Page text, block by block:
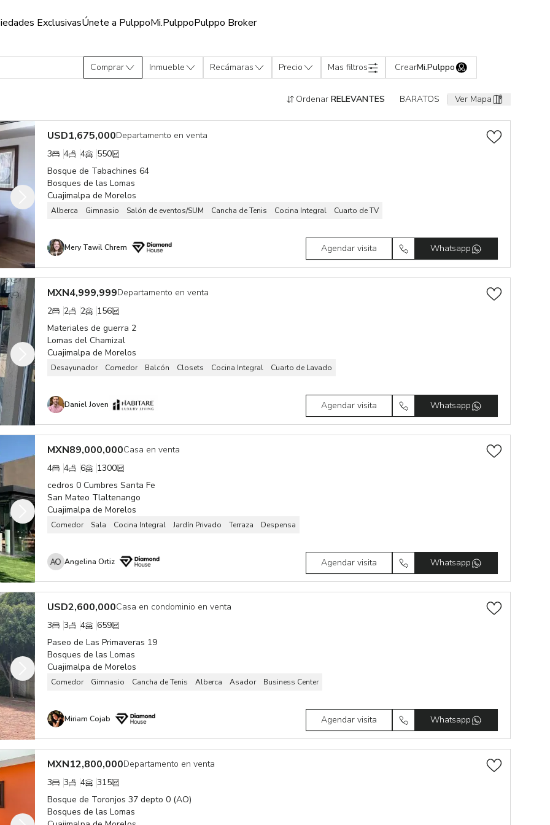
ExclusivasÚnete a PulppoMi.PulppoPulppo Broker
Comprar Inmueble Recámaras Precio Mas filtros CrearMi.Pulppo
Ordenar RELEVANTES BARATOS Ver Mapa
USD1,675,000Departamento en venta
3
4 4
550
Bosque de Tabachines 64
Bosques de las Lomas
Cuajimalpa de Morelos
Alberca Gimnasio Salón de eventos/SUM Cancha de Tenis Cocina Integral Cuarto de TV
Mery Tawil Chrem Agendar visita Whatsapp
MXN4,999,999Departamento en venta
2
2 2
156
Materiales de guerra 2
Lomas del Chamizal
Cuajimalpa de Morelos
Desayunador Comedor Balcón Closets Cocina Integral Cuarto de Lavado
Daniel Joven Agendar visita Whatsapp
MXN89,000,000Casa en venta
4
4 6
1300
cedros 0 Cumbres Santa Fe
San Mateo Tlaltenango
Cuajimalpa de Morelos
Comedor Sala Cocina Integral Jardín Privado Terraza Despensa
Angelina Ortiz Agendar visita Whatsapp
USD2,600,000Casa en condominio en venta
3
3 4
659
Paseo de Las Primaveras 19
Bosques de las Lomas
Cuajimalpa de Morelos
Comedor Gimnasio Cancha de Tenis Alberca Asador Business Center
Miriam Cojab Agendar visita Whatsapp
MXN12,800,000Departamento en venta
3
3 4
315
Bosque de Toronjos 37 depto 0 (AO)
Bosques de las Lomas